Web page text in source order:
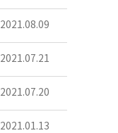
2021.08.09
2021.07.21
2021.07.20
2021.01.13